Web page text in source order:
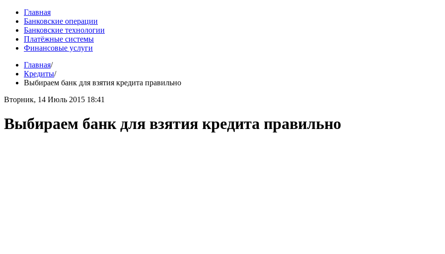
Главная
Банковские операции
Банковские технологии
Платёжные системы
Финансовые услуги
Главная/
Кредиты/
Выбираем банк для взятия кредита правильно
Вторник, 14 Июль 2015 18:41
Выбираем банк для взятия кредита правильно